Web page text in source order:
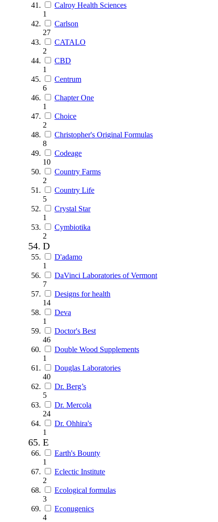
Calroy Health Sciences
1
Carlson
27
CATALO
2
CBD
1
Centrum
6
Chapter One
1
Choice
2
Christopher's Original Formulas
8
Codeage
10
Country Farms
2
Country Life
5
Crystal Star
1
Cymbiotika
2
D
D'adamo
1
DaVinci Laboratories of Vermont
7
Designs for health
14
Deva
1
Doctor's Best
46
Double Wood Supplements
1
Douglas Laboratories
40
Dr. Berg’s
5
Dr. Mercola
24
Dr. Ohhira's
1
E
Earth's Bounty
1
Eclectic Institute
2
Ecological formulas
3
Econugenics
4